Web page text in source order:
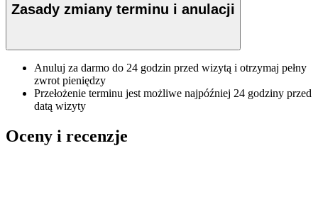
Zasady zmiany terminu i anulacji
Anuluj za darmo do 24 godzin przed wizytą i otrzymaj pełny
zwrot pieniędzy
Przełożenie terminu jest możliwe najpóźniej 24 godziny przed
datą wizyty
Oceny i recenzje